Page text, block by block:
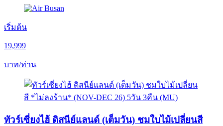
เริ่มต้น
19,999
บาท/ท่าน
ทัวร์เซี่ยงไฮ้ ดิสนีย์แลนด์ (เต็มวัน) ชมใบไม้เปลี่ยนสี